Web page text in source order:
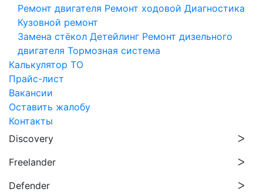
Ремонт двигателя Ремонт ходовой Диагностика
Кузовной ремонт
Замена стёкол Детейлинг Ремонт дизельного
двигателя Тормозная система
Калькулятор ТО
Прайс-лист
Вакансии
Оставить жалобу
Контакты
Discovery
Freelander
Defender